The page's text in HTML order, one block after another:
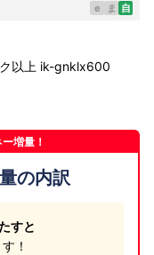
e ま 自
以上 ik-gnklx600
増量！
の内訳
すと
！